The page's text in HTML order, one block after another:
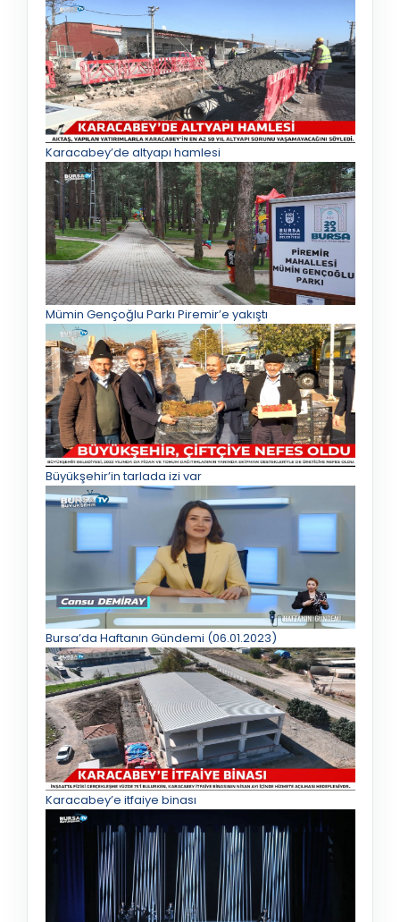
Karacabey’de altyapı hamlesi
Mümin Gençoğlu Parkı Piremir’e yakıştı
Büyükşehir’in tarlada izi var
Bursa’da Haftanın Gündemi (06.01.2023)
Karacabey’e itfaiye binası